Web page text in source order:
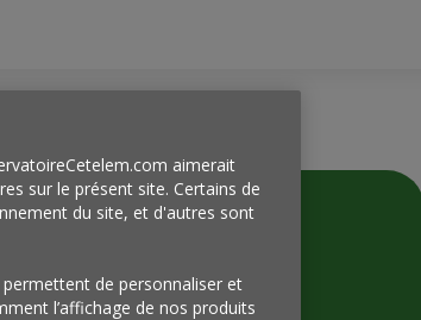
aimerait
sur le présent site. Certains de
du site, et d'autres sont
de personnaliser et
l’affichage de nos produits